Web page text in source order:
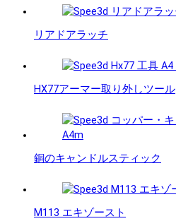
リアドアラッチ
HX77アーマー取り外しツール
銅のキャンドルスティック
M113 エキゾースト